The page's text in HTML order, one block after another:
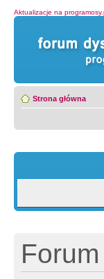
Aktualizacje na
Strona główna